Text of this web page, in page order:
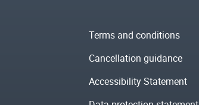
Terms and conditions
Cancellation guidance
Accessibility Statement